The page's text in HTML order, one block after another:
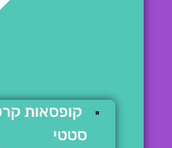
קופסאות
סטטי